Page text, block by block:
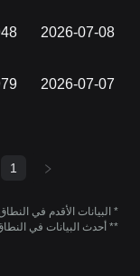
2026-07-08
2026-07-07
1
* البيانات الأقدم في
** أحدث البيانات في